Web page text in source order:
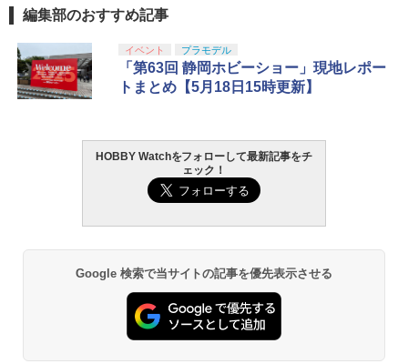
編集部のおすすめ記事
イベント プラモデル
「第63回 静岡ホビーショー」現地レポー
トまとめ【5月18日15時更新】
HOBBY Watchをフォローして最新記事をチ
ェック！
Google 検索で当サイトの記事を優先表示させる